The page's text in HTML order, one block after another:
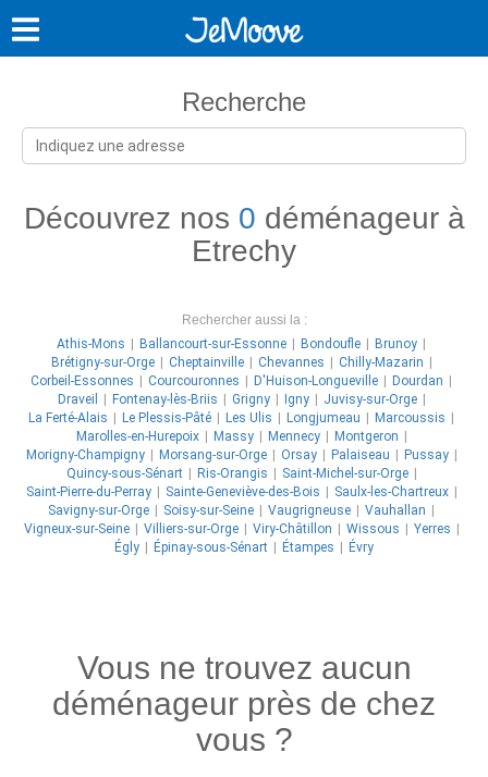
Recherche
Découvrez nos 0 déménageur à
Etrechy
Rechercher aussi la :
Athis-Mons
Ballancourt-sur-Essonne Bondoufle
Brunoy
Brétigny-sur-Orge
Cheptainville Chevannes
Chilly-Mazarin
Corbeil-Essonnes
Courcouronnes D'Huison-Longueville
Dourdan
Draveil
Fontenay-lès-Briis Grigny Igny
Juvisy-sur-Orge
La Ferté-Alais
Le Plessis-Pâté Les Ulis Longjumeau
Marcoussis
Marolles-en-Hurepoix
Massy Mennecy
Montgeron
Morigny-Champigny
Morsang-sur-Orge Orsay Palaiseau
Pussay
Quincy-sous-Sénart
Ris-Orangis
Saint-Michel-sur-Orge
Saint-Pierre-du-Perray
Sainte-Geneviève-des-Bois
Saulx-les-Chartreux
Savigny-sur-Orge
Soisy-sur-Seine Vaugrigneuse
Vauhallan
Vigneux-sur-Seine
Villiers-sur-Orge Viry-Châtillon Wissous
Yerres
Égly
Épinay-sous-Sénart Étampes Évry
Vous ne trouvez aucun
déménageur près de chez
vous ?